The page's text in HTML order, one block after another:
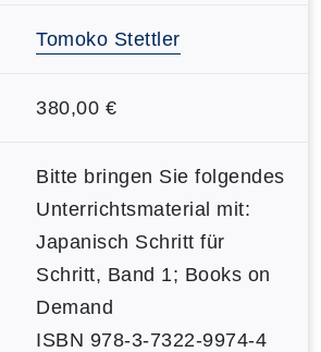
Tomoko Stettler
380,00 €
Bitte bringen Sie folgendes
Unterrichtsmaterial mit:
Japanisch Schritt für
Schritt, Band 1; Books on
Demand
ISBN 978-3-7322-9974-4